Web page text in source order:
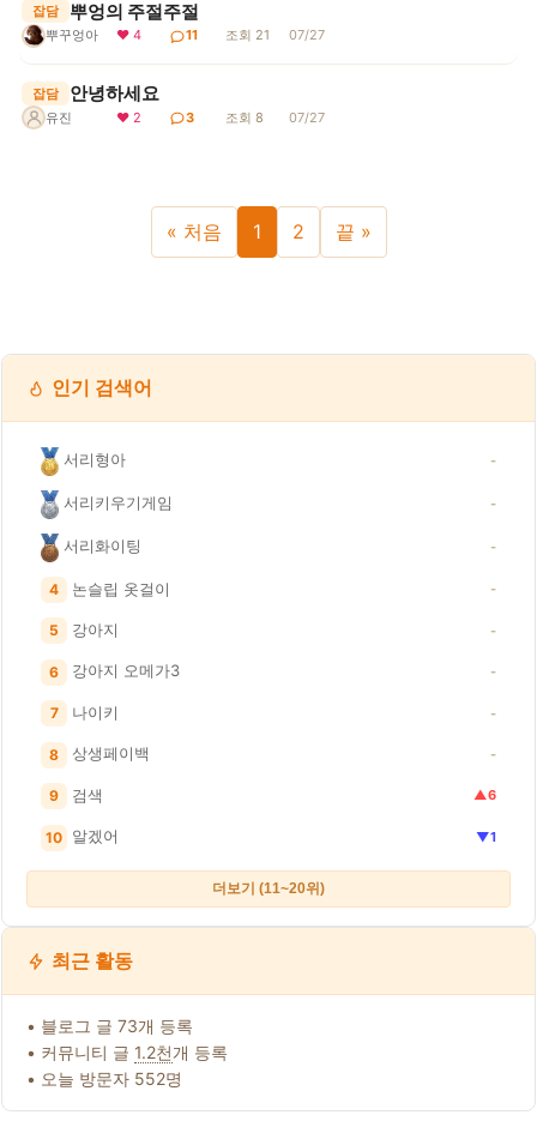
잡담 뿌엉의 주절주절
뿌꾸엉아 ❤ 4 11 조회 21 07/27
잡담 안녕하세요
유진 ❤ 2 3 조회 8 07/27
« 처음 1 2 끝 »
인기 검색어
서리형아 -
서리키우기게임 -
서리화이팅 -
4 논슬립 옷걸이 -
5 강아지 -
6 강아지 오메가3 -
7 나이키 -
8 상생페이백 -
9 검색 ▲6
10 알겠어 ▼1
더보기 (11~20위)
최근 활동
• 블로그 글 73개 등록
• 커뮤니티 글 1.2천개 등록
• 오늘 방문자 552명